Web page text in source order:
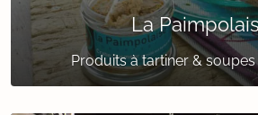
La
Produits à tartiner &